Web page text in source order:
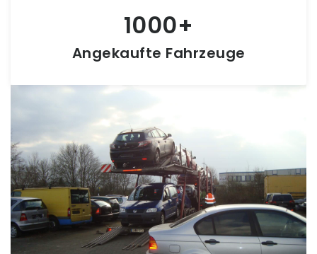
1000
Angekaufte Fahrzeuge